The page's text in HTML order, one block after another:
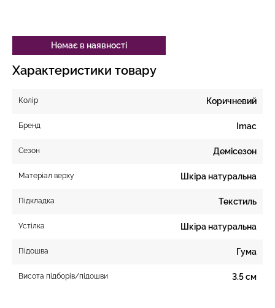
Немає в наявності
Характеристики товару
Колір Коричневий
Бренд Imac
Сезон Демісезон
Матеріал верху Шкіра натуральна
Підкладка Текстиль
Устілка Шкіра натуральна
Підошва Гума
Висота підборів/підошви 3.5 см